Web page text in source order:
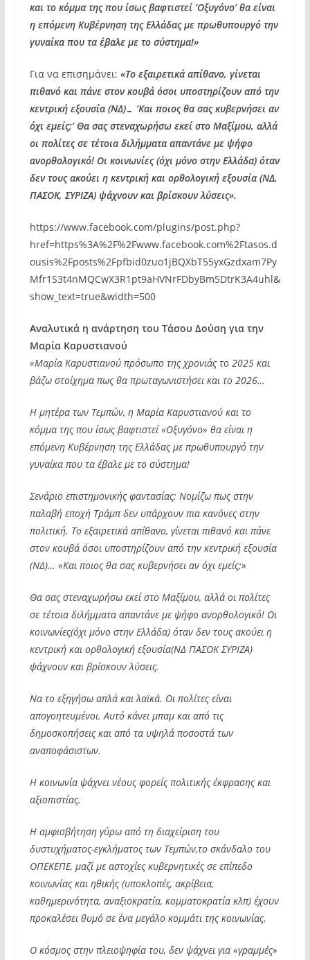
και το κόμμα της που ίσως βαφτιστεί ‘Οξυγόνο’ θα είναι
η επόμενη Κυβέρνηση της Ελλάδας με πρωθυπουργό την
γυναίκα που τα έβαλε με το σύστημα!»
Για να επισημάνει: «Το εξαιρετικά απίθανο, γίνεται
πιθανό και πάνε στον κουβά όσοι υποστηρίζουν από την
κεντρική εξουσία (ΝΔ)… ‘Και ποιος θα σας κυβερνήσει αν
όχι εμείς;’ Θα σας στεναχωρήσω εκεί στο Μαξίμου, αλλά
οι πολίτες σε τέτοια διλήμματα απαντάνε με ψήφο
ανορθολογικό! Οι κοινωνίες (όχι μόνο στην Ελλάδα) όταν
δεν τους ακούει η κεντρική και ορθολογική εξουσία (ΝΔ,
ΠΑΣΟΚ, ΣΥΡΙΖΑ) ψάχνουν και βρίσκουν λύσεις».
https://www.facebook.com/plugins/post.php?
href=https%3A%2F%2Fwww.facebook.com%2Ftasos.d
ousis%2Fposts%2Fpfbid0zuo1jBQXbT55yxGzdxam7Py
Mfr1S3t4nMQCwX3R1pt9aHVNrFDbyBm5DtrK3A4uhl&
show_text=true&width=500
Αναλυτικά η ανάρτηση του Τάσου Δούση για την
Μαρία Καρυστιανού
«Μαρία Καρυστιανού πρόσωπο της χρονιάς το 2025 και
βάζω στοίχημα πως θα πρωταγωνιστήσει και το 2026…
Η μητέρα των Τεμπών, η Μαρία Καρυστιανού και το
κόμμα της που ίσως βαφτιστεί «Οξυγόνο» θα είναι η
επόμενη Κυβέρνηση της Ελλάδας με πρωθυπουργό την
γυναίκα που τα έβαλε με το σύστημα!
Σενάριο επιστημονικής φαντασίας; Νομίζω πως στην
παλαβή εποχή Τράμπ δεν υπάρχουν πια κανόνες στην
πολιτική. Το εξαιρετικά απίθανο, γίνεται πιθανό και πάνε
στον κουβά όσοι υποστηρίζουν από την κεντρική εξουσία
(ΝΔ)… «Και ποιος θα σας κυβερνήσει αν όχι εμείς;»
Θα σας στεναχωρήσω εκεί στο Μαξίμου, αλλά οι πολίτες
σε τέτοια διλήμματα απαντάνε με ψήφο ανορθολογικό! Οι
κοινωνίες(όχι μόνο στην Ελλάδα) όταν δεν τους ακούει η
κεντρική και ορθολογική εξουσία(ΝΔ ΠΑΣΟΚ ΣΥΡΙΖΑ)
ψάχνουν και βρίσκουν λύσεις.
Να το εξηγήσω απλά και λαϊκά. Οι πολίτες είναι
απογοητευμένοι. Αυτό κάνει μπαμ και από τις
δημοσκοπήσεις και από τα υψηλά ποσοστά των
αναποφάσιστων.
Η κοινωνία ψάχνει νέους φορείς πολιτικής έκφρασης και
αξιοπιστίας.
Η αμφισβήτηση γύρω από τη διαχείριση του
δυστυχήματος-εγκλήματος των Τεμπών,το σκάνδαλο του
ΟΠΕΚΕΠΕ, μαζί με αστοχίες κυβερνητικές σε επίπεδο
κοινωνίας και ηθικής (υποκλοπές, ακρίβεια,
καθημερινότητα, αναξιοκρατία, κομματοκρατία κλπ) έχουν
προκαλέσει θυμό σε ένα μεγάλο κομμάτι της κοινωνίας.
Ο κόσμος στην πλειοψηφία του, δεν ψάχνει για «γραμμές»